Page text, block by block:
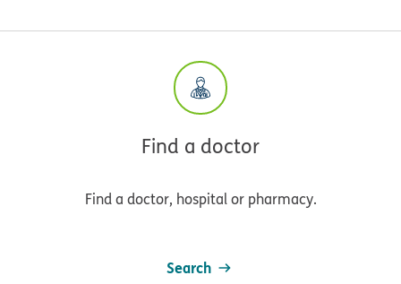
Find a doctor
Find a doctor, hospital or pharmacy.
Search